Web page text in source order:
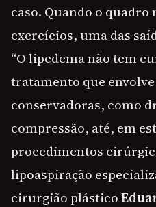
caso. Quando o quadro
exercícios, uma das
“O lipedema não tem
tratamento que
conservadoras, como
compressão, até, em
procedimentos
lipoaspiração
cirurgião plástico